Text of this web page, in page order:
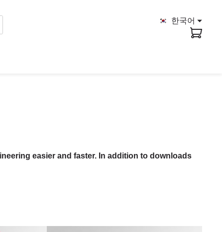
한국어
easier and faster. In addition to downloads